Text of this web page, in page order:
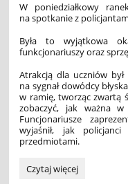
W poniedziałkowy
na spotkanie z
Była to wyjątkowa
funkcjonariuszy oraz
Atrakcją dla uczniów
na sygnał dowódcy
w ramię, tworząc zwartą
zobaczyć, jak ważna
Funcjonariusze
wyjaśnił, jak
przedmiotami.
Z
Czytaj więcej